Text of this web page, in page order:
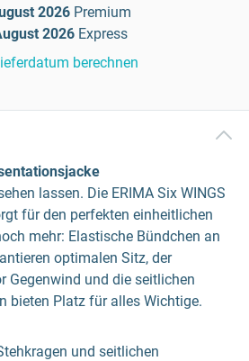
2026 Premium
2026 Express
berechnen
lassen. Die ERIMA Six WINGS
für den perfekten einheitlichen
mehr: Elastische Bündchen an
optimalen Sitz, der
Gegenwind und die seitlichen
bieten Platz für alles Wichtige.
und seitlichen